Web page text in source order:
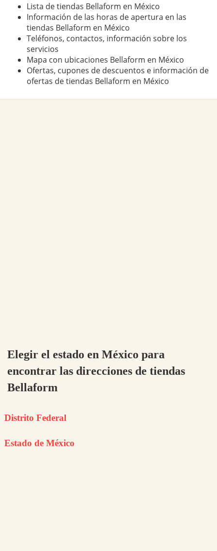
Lista de tiendas Bellaform en México
Información de las horas de apertura en las
tiendas Bellaform en México
Teléfonos, contactos, información sobre los
servicios
Mapa con ubicaciones Bellaform en México
Ofertas, cupones de descuentos e información de
ofertas de tiendas Bellaform en México
Elegir el estado en México para
encontrar las direcciones de tiendas
Bellaform
Distrito Federal
Estado de México